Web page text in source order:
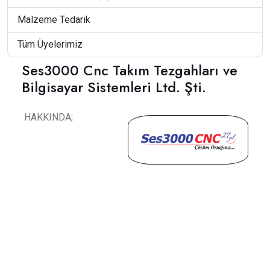
Malzeme Tedarik
Tüm Üyelerimiz
Ses3000 Cnc Takım Tezgahları ve
Bilgisayar Sistemleri Ltd. Şti.
HAKKINDA;